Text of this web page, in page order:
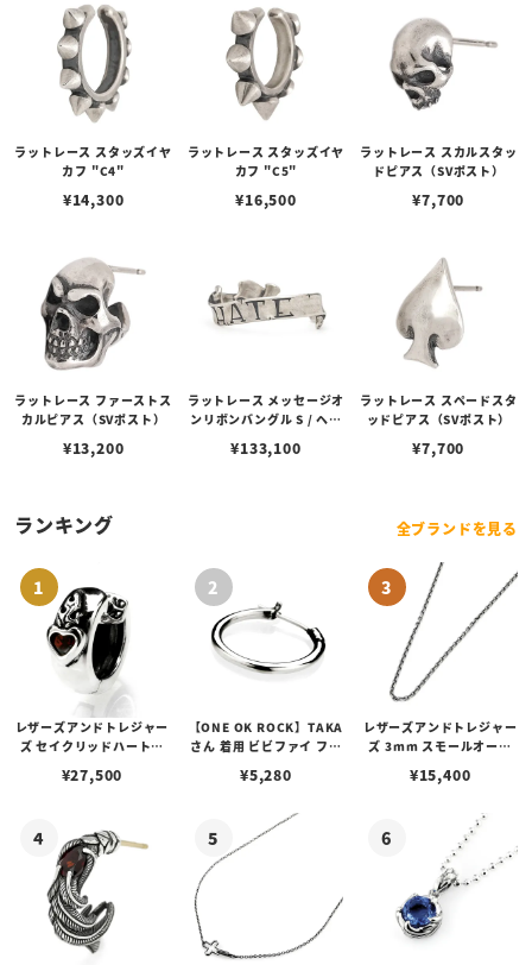
ラットレース スタッズイヤ
カフ "C4"
¥14,300
ラットレース スタッズイヤ
カフ "C5"
¥16,500
ラットレース スカルスタッ
ドピアス（SVポスト）
¥7,700
ラットレース ファーストス
カルピアス（SVポスト）
¥13,200
ラットレース メッセージオ
ンリボンバングル S / ヘイ
¥133,100
ラットレース スペードスタ
ッドピアス（SVポスト）
¥7,700
ランキング 全ブランドを見る
レザーズアンドトレジャー
ズ セイクリッドハートピ
¥27,500
【ONE OK ROCK】TAKA
さん 着用 ビビファイ フー
¥5,280
レザーズアンドトレジャー
ズ 3mm スモールオーバ
ブスタークラスプ＆LTロ
¥15,400